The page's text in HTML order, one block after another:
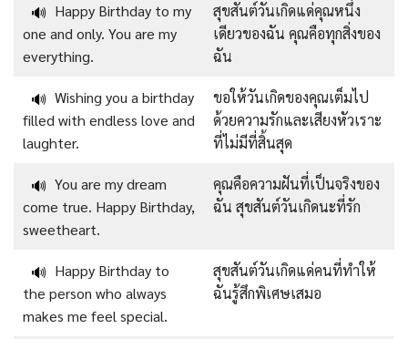
🔊 Happy Birthday to my
one and only. You are my
everything.
สุขสันต์วันเกิดแด่คุณหนึ่ง
เดียวของฉัน คุณคือทุกสิ่งของ
ฉัน
🔊 Wishing you a birthday
filled with endless love and
laughter.
ขอให้วันเกิดของคุณเต็มไป
ด้วยความรักและเสียงหัวเราะ
ที่ไม่มีที่สิ้นสุด
🔊 You are my dream
come true. Happy Birthday,
sweetheart.
คุณคือความฝันที่เป็นจริงของ
ฉัน สุขสันต์วันเกิดนะที่รัก
🔊 Happy Birthday to
the person who always
makes me feel special.
สุขสันต์วันเกิดแด่คนที่ทำให้
ฉันรู้สึกพิเศษเสมอ